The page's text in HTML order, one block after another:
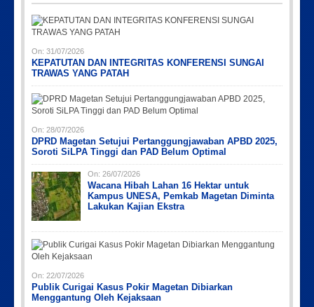
Picsart_23-04-10_00-36-15-097
Picsart_23-04-12_11-55-35-604
Picsart_23-04-12_12-24-51-034
Picsart_23-04-02_13-27-26-448
PicsArt_03-12-12.53.38
On: 31/07/2026
KEPATUTAN DAN INTEGRITAS KONFERENSI SUNGAI
TRAWAS YANG PATAH
On: 28/07/2026
DPRD Magetan Setujui Pertanggungjawaban APBD 2025,
Soroti SiLPA Tinggi dan PAD Belum Optimal
On: 26/07/2026
Wacana Hibah Lahan 16 Hektar untuk
Kampus UNESA, Pemkab Magetan Diminta
Lakukan Kajian Ekstra
On: 22/07/2026
Publik Curigai Kasus Pokir Magetan Dibiarkan
Menggantung Oleh Kejaksaan